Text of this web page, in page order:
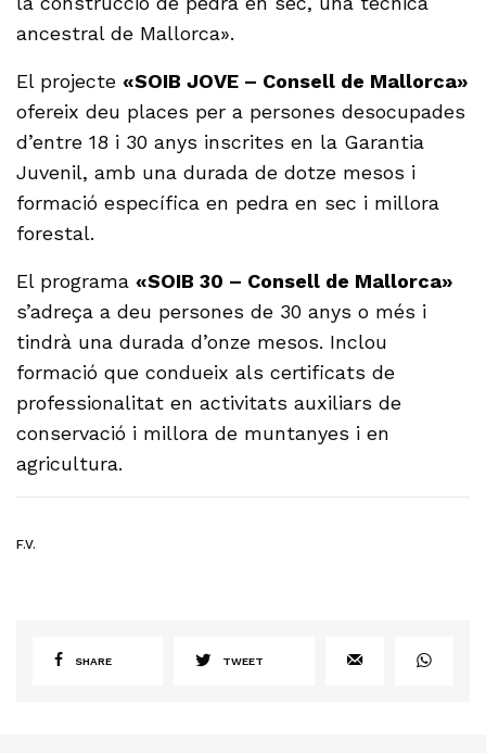
ancestral de Mallorca».
El projecte«SOIB JOVE – Consell de Mallorca»
ofereix deu places per a persones desocupades
d’entre 18 i 30 anys inscrites en la Garantia
Juvenil, amb una durada de dotze mesos i
formació específica en pedra en sec i millora
forestal.
El programa«SOIB 30 – Consell de Mallorca»
s’adreça a deu persones de 30 anys o més i
tindrà una durada d’onze mesos. Inclou
formació que condueix als certificats de
professionalitat en activitats auxiliars de
conservació i millora de muntanyes i en
agricultura.
F.V.
SHARE TWEET